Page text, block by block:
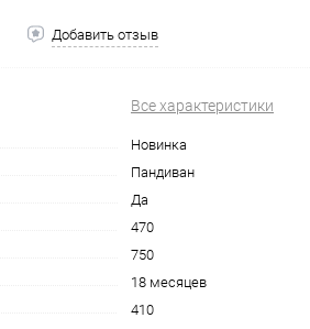
Добавить отзыв
Все характеристики
Новинка
Пандиван
Да
470
750
18 месяцев
410